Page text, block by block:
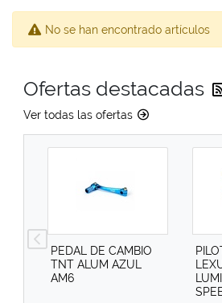
No se han encontrado artículos
Ofertas destacadas
Ver todas las ofertas
PEDAL DE CAMBIO
TNT ALUM AZUL
AM6